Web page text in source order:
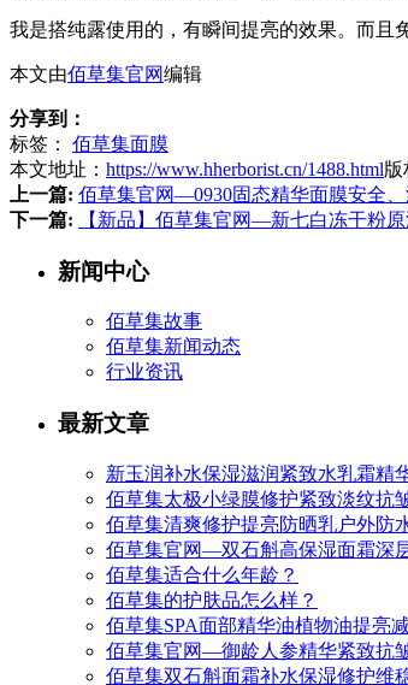
我是搭纯露使用的，有瞬间提亮的效果。而且
本文由佰草集官网编辑
分享到：
标签： 佰草集面膜
本文地址： https://www.hherborist.cn/1488.html版
上一篇: 佰草集官网—0930固态精华面膜安全、
下一篇:
【新品】佰草集官网—新七白冻干粉
新闻中心
佰草集故事
佰草集新闻动态
行业资讯
最新文章
新玉润补水保湿滋润紧致水乳霜精
佰草集太极小绿膜修护紧致淡纹抗
佰草集清爽修护提亮防晒乳户外防
佰草集官网—双石斛高保湿面霜深
佰草集适合什么年龄？
佰草集的护肤品怎么样？
佰草集SPA面部精华油植物油提亮
佰草集官网—御龄人参精华紧致抗
佰草集双石斛面霜补水保湿修护维